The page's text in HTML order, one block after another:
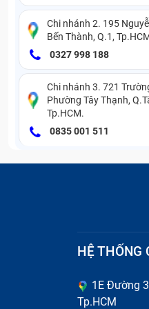
Từ khóa tìm
thu mua
thu mua
thu mua
thu mua
thu mua
thu mua
thu mua
Chi nhánh 2. 195
Bến Thành, Q.1,
0327 998 188
Chi nhánh 3. 721
Phường Tây Thạnh,
Tp.HCM.
0835 001 511
HỆ THỐNG
1E Đường
Tp.HCM